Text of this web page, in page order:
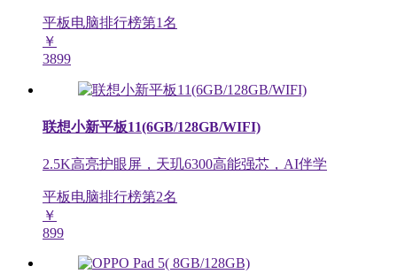
平板电脑排行榜第1名
￥
3899
联想小新平板11(6GB/128GB/WIFI)
2.5K高亮护眼屏，天玑6300高能强芯，AI伴学
平板电脑排行榜第2名
￥
899